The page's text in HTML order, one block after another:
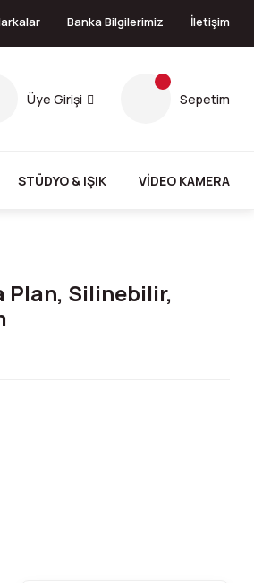
Banka Bilgilerimiz İletişim
Üye Girişi Sepetim
STÜDYO & IŞIK VİDEO KAMERA
Plan, Silinebilir,